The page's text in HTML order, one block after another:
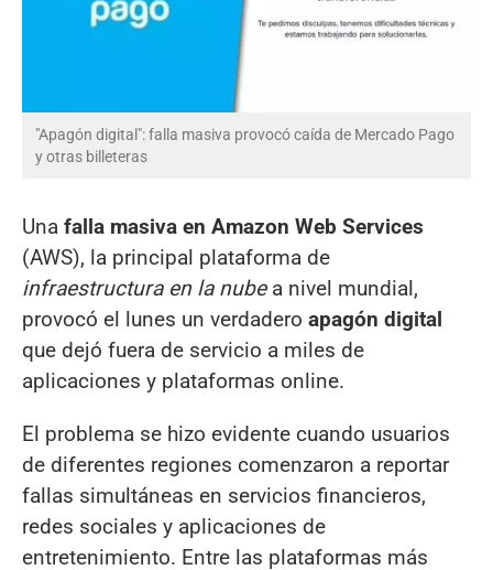
"Apagón digital": falla masiva provocó caída de Mercado Pago
y otras billeteras
Una falla masiva en Amazon Web Services
(AWS), la principal plataforma de
infraestructura en la nubea nivel mundial,
provocó el lunes un verdadero apagón digital
que dejó fuera de servicio a miles de
aplicaciones y plataformas online.
El problema se hizo evidente cuando usuarios
de diferentes regiones comenzaron a reportar
fallas simultáneas en servicios financieros,
redes sociales y aplicaciones de
entretenimiento. Entre las plataformas más